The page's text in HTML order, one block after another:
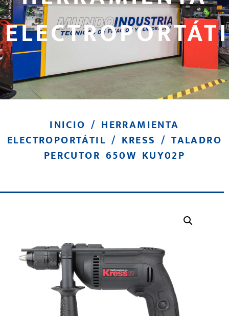
INICIO / HERRAMIENTA
ELECTROPORTÁTIL / KRESS / TALADRO
PERCUTOR 650W KUY02P